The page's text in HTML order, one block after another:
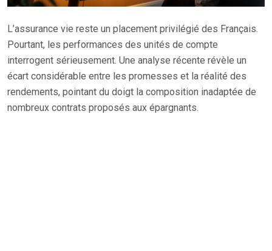
L’assurance vie reste un placement privilégié des Français.
Pourtant, les performances des unités de compte
interrogent sérieusement. Une analyse récente révèle un
écart considérable entre les promesses et la réalité des
rendements, pointant du doigt la composition inadaptée de
nombreux contrats proposés aux épargnants.